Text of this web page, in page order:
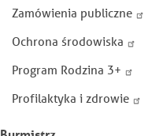
Zamówienia publiczne
Ochrona środowiska
Program Rodzina 3+
Profilaktyka i zdrowie